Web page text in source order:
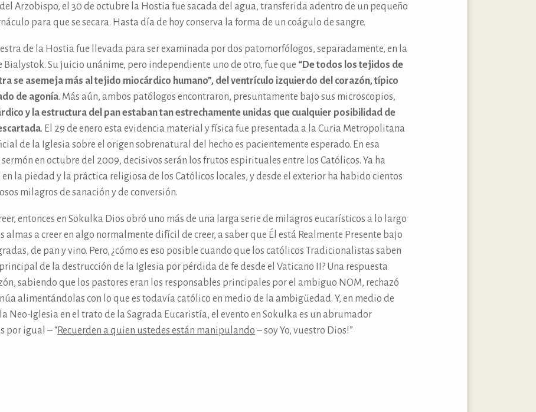
Arzobispo, el 30 de octubre la Hostia fue sacada del agua, transferida adentro de un pequeño
para que se secara. Hasta día de hoy conserva la forma de un coágulo de sangre.
de la Hostia fue llevada para ser examinada por dos patomorfólogos, separadamente, en la
Bialystok. Su juicio unánime, pero independiente uno de otro, fue que “De todos los tejidos de
se asemeja más al tejido miocárdico humano”, del ventrículo izquierdo del corazón, típico
de agonía. Más aún, ambos patólogos encontraron, presuntamente bajo sus microscopios,
y la estructura del pan estaban tan estrechamente unidas que cualquier posibilidad de
. El 29 de enero esta evidencia material y física fue presentada a la Curia Metropolitana
de la Iglesia sobre el origen sobrenatural del hecho es pacientemente esperado. En esa
en octubre del 2009, decisivos serán los frutos espirituales entre los Católicos. Ya ha
la piedad y la práctica religiosa de los Católicos locales, y desde el exterior ha habido cientos
milagros de sanación y de conversión.
entonces en Sokulka Dios obró uno más de una larga serie de milagros eucarísticos a lo largo
almas a creer en algo normalmente difícil de creer, a saber que Él está Realmente Presente bajo
de pan y vino. Pero, ¿cómo es eso posible cuando que los católicos Tradicionalistas saben
de la destrucción de la Iglesia por pérdida de fe desde el Vaticano II? Una respuesta
sabiendo que los pastores eran los responsables principales por el ambiguo NOM, rechazó
alimentándolas con lo que es todavía católico en medio de la ambigüedad. Y, en medio de
Neo-Iglesia en el trato de la Sagrada Eucaristía, el evento en Sokulka es un abrumador
por igual – “Recuerden a quien ustedes están manipulando – soy Yo, vuestro Dios!”